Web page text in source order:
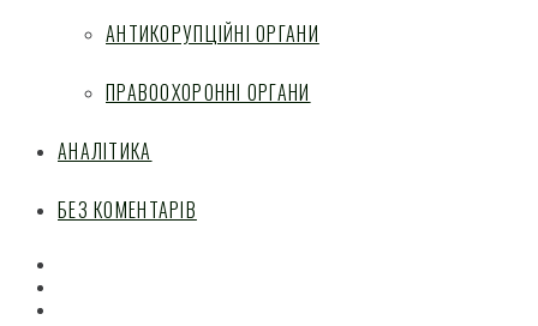
АНТИКОРУПЦІЙНІ ОРГАНИ
ПРАВООХОРОННІ ОРГАНИ
АНАЛІТИКА
БЕЗ КОМЕНТАРІВ